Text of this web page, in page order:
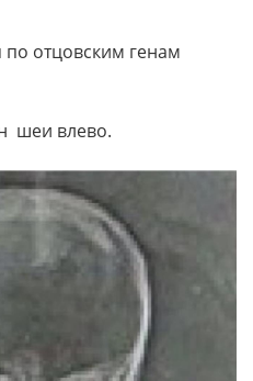
по отцовским генам
шеи влево.